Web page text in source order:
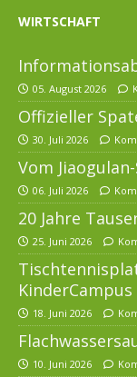
WIRTSCHAFT
05. August 2026
Offizieller
30. Juli 2026
Vom
06. Juli 2026
20 Jahre
25. Juni 2026
KinderCampus
18. Juni 2026
10. Juni 2026